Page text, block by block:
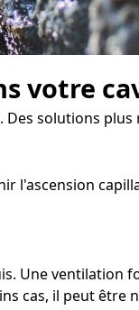
votre
solutions plus
Une ventilation
cas, il peut être